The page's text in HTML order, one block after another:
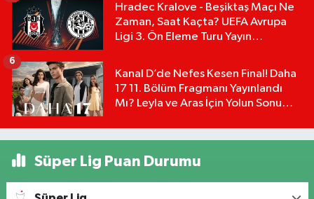
Hradec Kralove - Beşiktaş Maçı Ne
Zaman, Saat Kaçta? UEFA Avrupa
Ligi 3. Ön Eleme Turu Yayın
Kanal D’de Nefes Kesen Final! Daha
17 11. Bölüm Fragmanı Yayınlandı
Mı? Leyla ve Aras İçin Yolun Sonu
6
Süper Lig Puan Durumu